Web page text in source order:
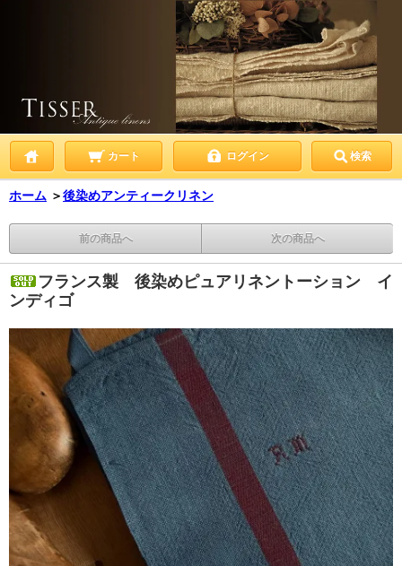
カート ログイン 検索
ホーム ＞後染めアンティークリネン
前の商品へ 次の商品へ
フランス製 後染めピュアリネントーション イ
ンディゴ